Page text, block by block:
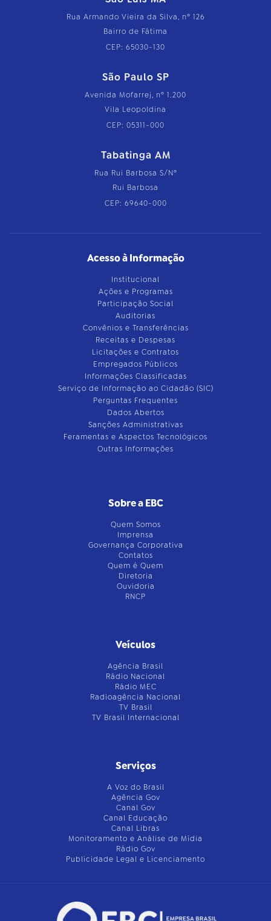
Rua Armando Vieira da Silva, nº 126
Bairro de Fátima
CEP: 65030-130
São Paulo SP
Avenida Mofarrej, nº 1.200
Vila Leopoldina
CEP: 05311-000
Tabatinga AM
Rua Rui Barbosa S/Nº
Rui Barbosa
CEP: 69640-000
Acesso à Informação
Institucional
Ações e Programas
Participação Social
Auditorias
Convênios e Transferências
Receitas e Despesas
Licitações e Contratos
Empregados Públicos
Informações Classificadas
Serviço de Informação ao Cidadão (SIC)
Perguntas Frequentes
Dados Abertos
Sanções Administrativas
Feramentas e Aspectos Tecnológicos
Outras Informações
Sobre a EBC
Quem Somos
Imprensa
Governança Corporativa
Contatos
Quem é Quem
Diretoria
Ouvidoria
RNCP
Veículos
Agência Brasil
Rádio Nacional
Rádio MEC
Radioagência Nacional
TV Brasil
TV Brasil Internacional
Serviços
A Voz do Brasil
Agência Gov
Canal Gov
Canal Educação
Canal Libras
Monitoramento e Análise de Mídia
Rádio Gov
Publicidade Legal e Licenciamento